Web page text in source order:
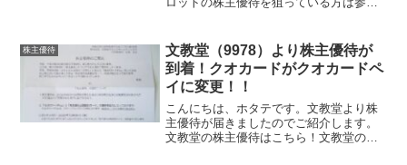
ミックス製品の製造販売を行っている企
業です。※データは...
株主優待
文教堂（9978）より株主優待が
到着！クオカードがクオカードペ
イに変更！！
こんにちは、ホタテです。文教堂より株
主優待が届きましたのでご紹介します。
文教堂の株主優待はこちら！文教堂の株